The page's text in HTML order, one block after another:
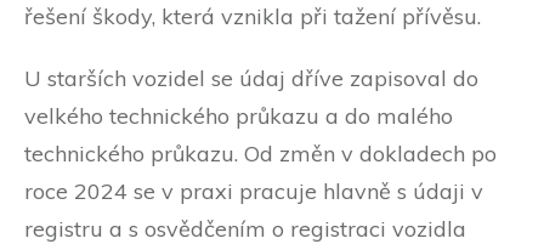
řešení škody, která vznikla při tažení přívěsu.
U starších vozidel se údaj dříve zapisoval do
velkého technického průkazu a do malého
technického průkazu. Od změn v dokladech po
roce 2024 se v praxi pracuje hlavně s údaji v
registru a s osvědčením o registraci vozidla